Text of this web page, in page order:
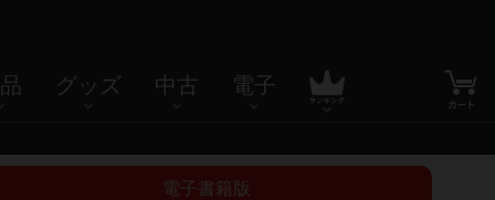
グッズ 中古 電子
電子書籍版